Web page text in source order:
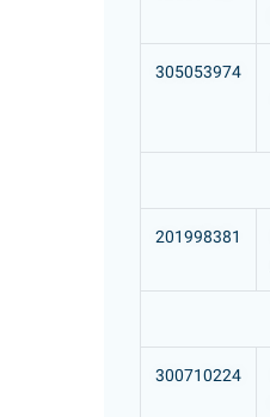
305053974
201998381
300710224